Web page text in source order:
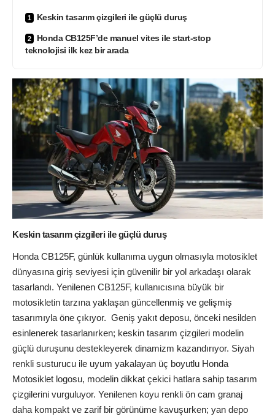
Keskin tasarım çizgileri ile güçlü duruş
Honda CB125F’de manuel vites ile start-stop
teknolojisi ilk kez bir arada
Keskin tasarım çizgileri ile güçlü duruş
Honda CB125F, günlük kullanıma uygun olmasıyla motosiklet
dünyasına giriş seviyesi için güvenilir bir yol arkadaşı olarak
tasarlandı. Yenilenen CB125F, kullanıcısına büyük bir
motosikletin tarzına yaklaşan güncellenmiş ve gelişmiş
tasarımıyla öne çıkıyor. Geniş yakıt deposu, önceki nesilden
esinlenerek tasarlanırken; keskin tasarım çizgileri modelin
güçlü duruşunu destekleyerek dinamizm kazandırıyor. Siyah
renkli susturucu ile uyum yakalayan üç boyutlu Honda
Motosiklet logosu, modelin dikkat çekici hatlara sahip tasarım
çizgilerini vurguluyor. Yenilenen koyu renkli ön cam granaj
daha kompakt ve zarif bir görünüme kavuşurken; yan depo